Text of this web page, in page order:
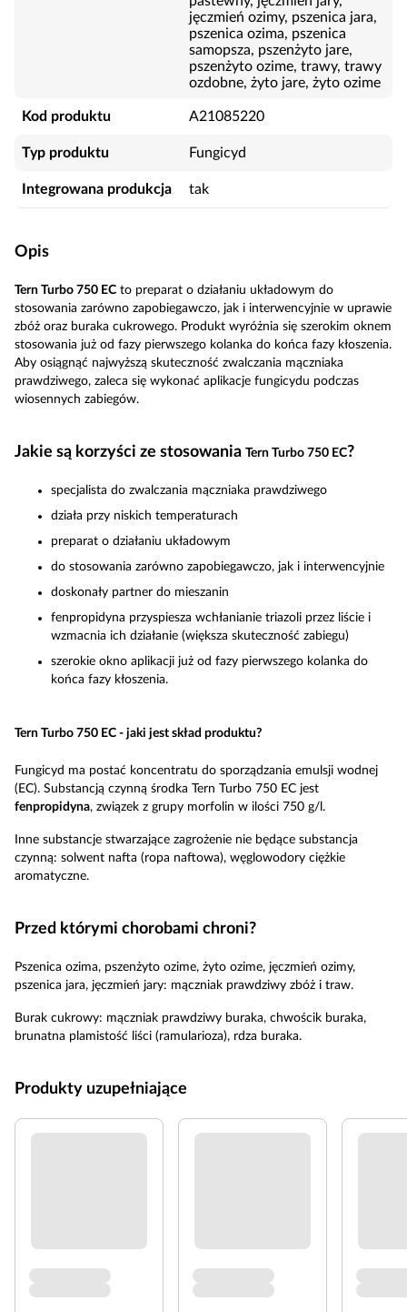
jęczmień ozimy, pszenica jara,
pszenica ozima, pszenica
samopsza, pszenżyto jare,
pszenżyto ozime, trawy, trawy
ozdobne, żyto jare, żyto ozime
Kod produktu A21085220
Typ produktu Fungicyd
Integrowana produkcja tak
Opis
Tern Turbo 750 EC to preparat o działaniu układowym do
stosowania zarówno zapobiegawczo, jak i interwencyjnie w uprawie
zbóż oraz buraka cukrowego. Produkt wyróżnia się szerokim oknem
stosowania już od fazy pierwszego kolanka do końca fazy kłoszenia.
Aby osiągnąć najwyższą skuteczność zwalczania mączniaka
prawdziwego, zaleca się wykonać aplikacje fungicydu podczas
wiosennych zabiegów.
Jakie są korzyści ze stosowania Tern Turbo 750 EC?
specjalista do zwalczania mączniaka prawdziwego
działa przy niskich temperaturach
preparat o działaniu układowym
do stosowania zarówno zapobiegawczo, jak i interwencyjnie
doskonały partner do mieszanin
fenpropidyna przyspiesza wchłanianie triazoli przez liście i
wzmacnia ich działanie (większa skuteczność zabiegu)
szerokie okno aplikacji już od fazy pierwszego kolanka do
końca fazy kłoszenia.
Tern Turbo 750 EC - jaki jest skład produktu?
Fungicyd ma postać koncentratu do sporządzania emulsji wodnej
(EC). Substancją czynną środka Tern Turbo 750 EC jest
fenpropidyna, związek z grupy morfolin w ilości 750 g/l.
Inne substancje stwarzające zagrożenie nie będące substancja
czynną: solwent nafta (ropa naftowa), węglowodory ciężkie
aromatyczne.
Przed którymi chorobami chroni?
Pszenica ozima, pszenżyto ozime, żyto ozime, jęczmień ozimy,
pszenica jara, jęczmień jary: mączniak prawdziwy zbóż i traw.
Burak cukrowy: mączniak prawdziwy buraka, chwościk buraka,
brunatna plamistość liści (ramularioza), rdza buraka.
Produkty uzupełniające